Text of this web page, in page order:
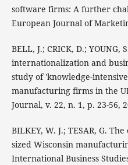
software firms: A further
European Journal of
BELL, J.; CRICK, D.; YOUNG,
internationalization and
study of 'knowledge-
manufacturing firms in the
Journal, v. 22, n. 1, p. 23-56,
BILKEY, W. J.; TESAR, G.
sized Wisconsin
International Business